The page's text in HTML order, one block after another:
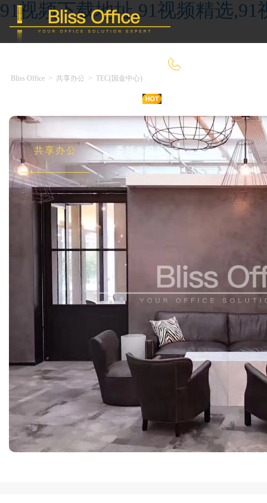
91视频下载地址,91视频精选
共享办公 委托&投放
Bliss Office > 共享办公 > TEC(国金中心)